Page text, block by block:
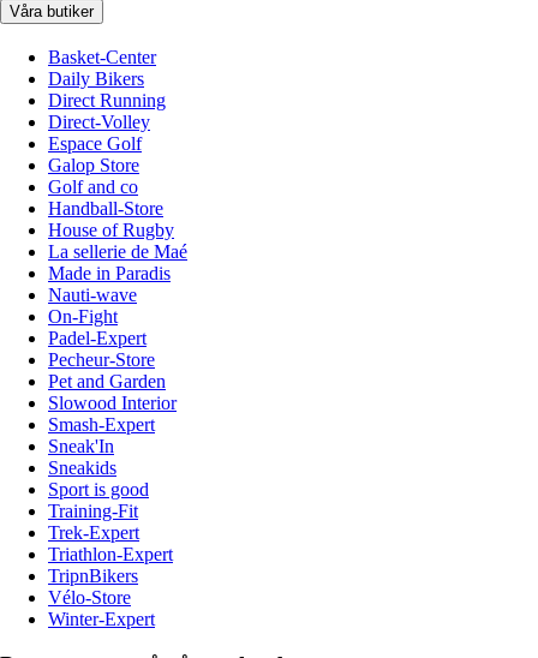
Våra butiker
Basket-Center
Daily Bikers
Direct Running
Direct-Volley
Espace Golf
Galop Store
Golf and co
Handball-Store
House of Rugby
La sellerie de Maé
Made in Paradis
Nauti-wave
On-Fight
Padel-Expert
Pecheur-Store
Pet and Garden
Slowood Interior
Smash-Expert
Sneak'In
Sneakids
Sport is good
Training-Fit
Trek-Expert
Triathlon-Expert
TripnBikers
Vélo-Store
Winter-Expert